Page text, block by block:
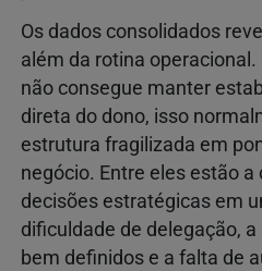
Os dados consolidados
além da rotina operacional.
não consegue manter
direta do dono, isso
estrutura fragilizada em
negócio. Entre eles estão
decisões estratégicas em
dificuldade de delegação,
bem definidos e a falta de